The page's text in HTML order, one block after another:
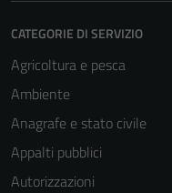
CATEGORIE DI SERVIZIO
Agricoltura e pesca
Ambiente
Anagrafe e stato civile
Appalti pubblici
Autorizzazioni